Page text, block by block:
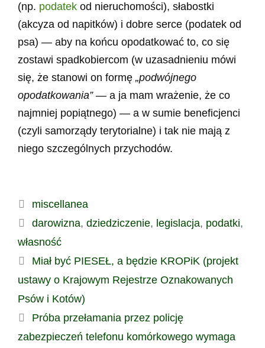
(np. podatek od nieruchomości), słabostki
(akcyza od napitków) i dobre serce (podatek od
psa) — aby na końcu opodatkować to, co się
zostawi spadkobiercom (w uzasadnieniu mówi
się, że stanowi on formę „podwójnego
opodatkowania”— a ja mam wrażenie, że co
najmniej popiątnego) — a w sumie beneficjenci
(czyli samorządy terytorialne) i tak nie mają z
niego szczególnych przychodów.
Kategorie
miscellanea
Tagi
darowizna, dziedziczenie, legislacja, podatki,
własność
Miał być PIESEŁ, a będzie KROPiK (projekt
ustawy o Krajowym Rejestrze Oznakowanych
Psów i Kotów)
Próba przełamania przez policję
zabezpieczeń telefonu komórkowego wymaga